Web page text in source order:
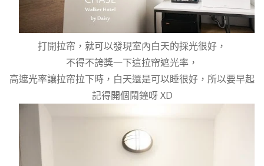
打開拉帘，就可以發現室內白天的採光很好，
不得不誇獎一下這拉帘遮光率，
高遮光率讓拉帘拉下時，白天還是可以睡很好，所以要早起
記得開個鬧鐘呀 XD